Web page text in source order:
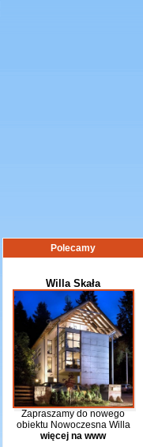
Polecamy
Willa Skała
Zapraszamy do nowego
obiektu Nowoczesna Willa
więcej na www